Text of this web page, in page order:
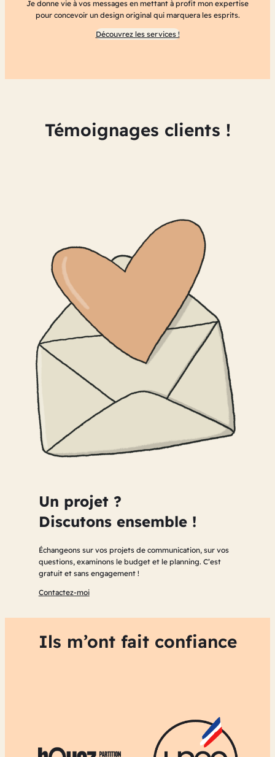
Je donne vie à vos messages en mettant à profit mon expertise
pour concevoir un design original qui marquera les esprits.
Découvrez les services !
Témoignages clients !
Un projet ?
Discutons ensemble !
Échangeons sur vos projets de communication, sur vos
questions, examinons le budget et le planning. C’est
gratuit et sans engagement !
Contactez-moi
Ils m’ont fait confiance